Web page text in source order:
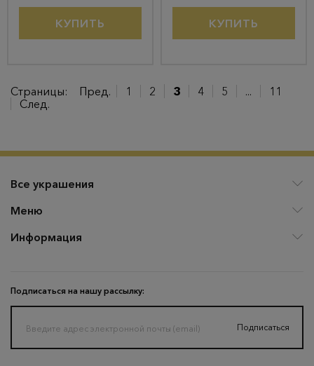
КУПИТЬ КУПИТЬ
Страницы: Пред. 1 2 3 4 5 ...
11
След.
Подписаться на нашу рассылку:
Подписаться
Все украшения
Меню
Информация